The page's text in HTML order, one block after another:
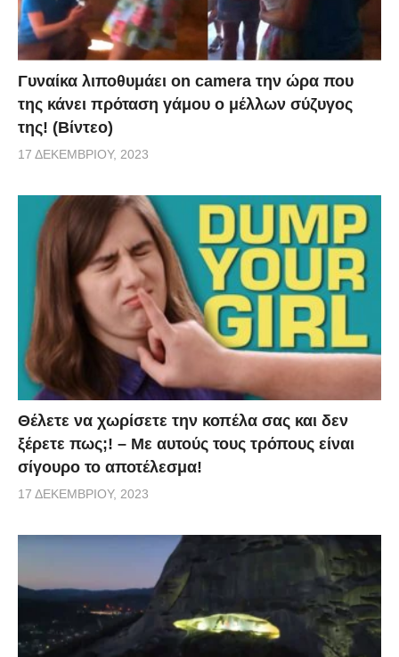
Γυναίκα λιποθυμάει on camera την ώρα που
της κάνει πρόταση γάμου ο μέλλων σύζυγος
της! (Βίντεο)
17 ΔΕΚΕΜΒΡΊΟΥ, 2023
Θέλετε να χωρίσετε την κοπέλα σας και δεν
ξέρετε πως;! – Με αυτούς τους τρόπους είναι
σίγουρο το αποτέλεσμα!
17 ΔΕΚΕΜΒΡΊΟΥ, 2023